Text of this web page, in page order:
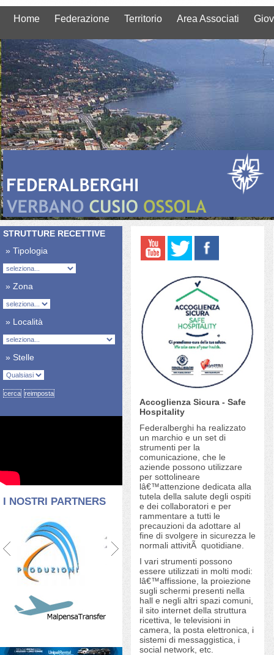
Home Federazione Territorio Area Associati
STRUTTURE RECETTIVE
» Tipologia
» Zona
» Località
» Stelle
I NOSTRI PARTNERS
Accoglienza Sicura - Safe
Hospitality
Federalberghi ha realizzato
un marchio e un set di
strumenti per la
comunicazione, che le
aziende possono utilizzare
per sottolineare
lâ€™attenzione dedicata alla
tutela della salute degli ospiti
e dei collaboratori e per
rammentare a tutti le
precauzioni da adottare al
fine di svolgere in sicurezza le
normali attivitÃ quotidiane.
I vari strumenti possono
essere utilizzati in molti modi:
lâ€™affissione, la proiezione
sugli schermi presenti nella
hall e negli altri spazi comuni,
il sito internet della struttura
ricettiva, le televisioni in
camera, la posta elettronica, i
sistemi di messaggistica, i
social network, etc.